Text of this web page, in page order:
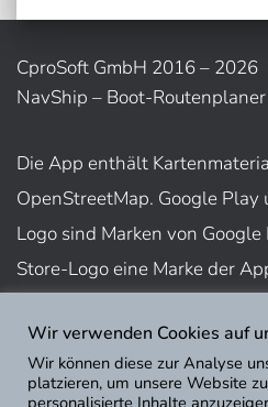
CproSoft GmbH 2016 – 2026
NavShip – Boot-Routenplaner
Die App enthält
OpenStreetMap. Google Play
Logo sind Marken von
Store-Logo eine Marke der
Nutzungsbedingungen
Impressum
Wir verwenden Cookies auf
Wir können diese zur Analyse
platzieren, um unsere Website
personalisierte Inhalte